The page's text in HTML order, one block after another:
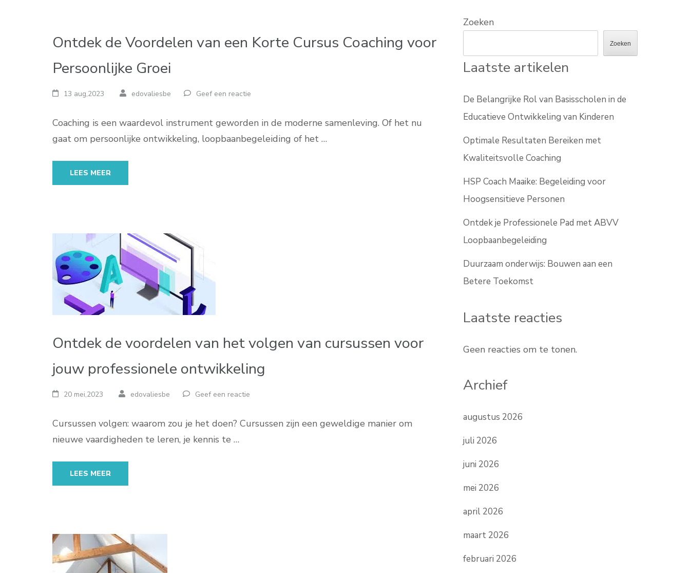
Ontdek de Voordelen van een Korte Cursus Coaching voor
Persoonlijke Groei
13 aug,2023 edovaliesbe Geef een reactie
Coaching is een waardevol instrument geworden in de moderne samenleving. Of het nu
gaat om persoonlijke ontwikkeling, loopbaanbegeleiding of het …
LEES MEER
Ontdek de voordelen van het volgen van cursussen voor
jouw professionele ontwikkeling
20 mei,2023 edovaliesbe Geef een reactie
Cursussen volgen: waarom zou je het doen? Cursussen zijn een geweldige manier om
nieuwe vaardigheden te leren, je kennis te …
LEES MEER
Zoeken
Zoeken
Laatste artikelen
De Belangrijke Rol van Basisscholen in de
Educatieve Ontwikkeling van Kinderen
Optimale Resultaten Bereiken met
Kwaliteitsvolle Coaching
HSP Coach Maaike: Begeleiding voor
Hoogsensitieve Personen
Ontdek je Professionele Pad met ABVV
Loopbaanbegeleiding
Duurzaam onderwijs: Bouwen aan een
Betere Toekomst
Laatste reacties
Geen reacties om te tonen.
Archief
augustus 2026
juli 2026
juni 2026
mei 2026
april 2026
maart 2026
februari 2026